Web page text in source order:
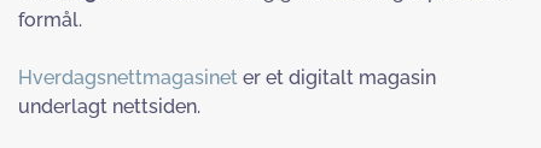
formål.
Hverdagsnettmagasinet er et digitalt magasin
underlagt nettsiden.